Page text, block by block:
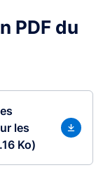
PDF du
les
Ko)